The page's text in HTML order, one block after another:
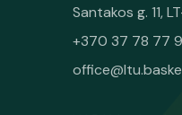
Santakos g. 11,
+370 37 78 77